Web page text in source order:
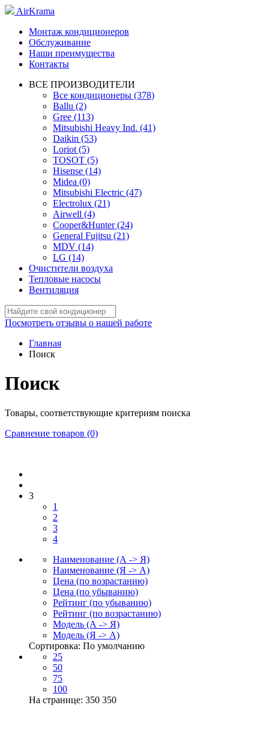
AirKrama
Монтаж кондиционеров
Обслуживание
Наши преимущества
Контакты
ВСЕ ПРОИЗВОДИТЕЛИ
Все кондиционеры (378)
Ballu (2)
Gree (113)
Mitsubishi Heavy Ind. (41)
Daikin (53)
Loriot (5)
TOSOT (5)
Hisense (14)
Midea (0)
Mitsubishi Electric (47)
Electrolux (21)
Airwell (4)
Cooper&Hunter (24)
General Fujitsu (21)
MDV (14)
LG (14)
Очистители воздуха
Тепловые насосы
Вентиляция
Посмотреть отзывы о нашей работе
Главная
Поиск
Поиск
Товары, соответствующие критериям поиска
Сравнение товаров (0)
3
1
2
3
4
Наименование (А -> Я)
Наименование (Я -> А)
Цена (по возрастанию)
Цена (по убыванию)
Рейтинг (по убыванию)
Рейтинг (по возрастанию)
Модель (А -> Я)
Модель (Я -> А)
Сортировка: По умолчанию
25
50
75
100
На странице: 350 350